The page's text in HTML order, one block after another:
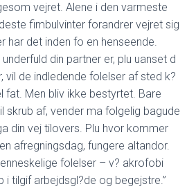
vejret. Alene i den varmeste
fimbulvinter forandrer vejret sig
har det inden fo en henseende.
din partner er, plu uanset d
vil de indledende folelser af sted k?
fat. Men bliv ikke bestyrtet. Bare
skrub af, vender ma folgelig bagude
din vej tilovers. Plu hvor kommer
afregningsdag, fungere altandor.
folelser – v? akrofobi
i tilgif arbejdsgl?de og begejstre.”